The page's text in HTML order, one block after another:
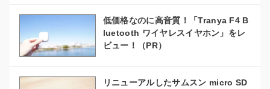
低価格なのに高音質！「Tranya F4 B
luetooth ワイヤレスイヤホン」をレ
ビュー！（PR）
リニューアルしたサムスン micro SD